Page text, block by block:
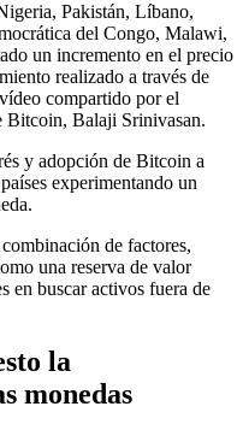
Pakistán, Líbano,
del Congo, Malawi,
un incremento en el precio
realizado a través de
compartido por el
Bitcoin, Balaji Srinivasan.
y adopción de Bitcoin a
experimentando un
de factores,
una reserva de valor
en buscar activos fuera de
la
monedas